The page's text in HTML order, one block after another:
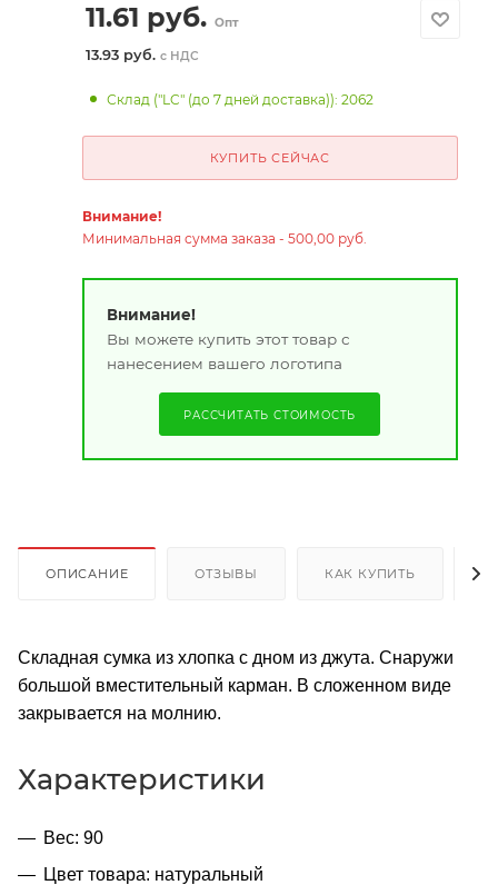
11.61 руб. Опт
13.93 руб. с НДС
Склад ("LC" (до 7 дней доставка)): 2062
КУПИТЬ СЕЙЧАС
Внимание!
Минимальная сумма заказа - 500,00 руб.
Внимание!
Вы можете купить этот товар с
нанесением вашего логотипа
РАССЧИТАТЬ СТОИМОСТЬ
ОПИСАНИЕ ОТЗЫВЫ КАК КУПИТЬ
Складная сумка из хлопка с дном из джута. Снаружи
большой вместительный карман. В сложенном виде
закрывается на молнию.
Характеристики
Вес: 90
Цвет товара: натуральный